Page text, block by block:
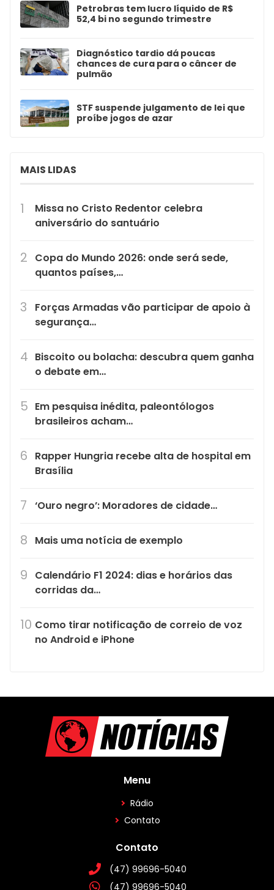
Petrobras tem lucro líquido de R$
52,4 bi no segundo trimestre
Diagnóstico tardio dá poucas
chances de cura para o câncer de
pulmão
STF suspende julgamento de lei que
proíbe jogos de azar
MAIS LIDAS
Missa no Cristo Redentor celebra
aniversário do santuário
Copa do Mundo 2026: onde será sede,
quantos países,…
Forças Armadas vão participar de apoio à
segurança…
Biscoito ou bolacha: descubra quem ganha
o debate em…
Em pesquisa inédita, paleontólogos
brasileiros acham…
Rapper Hungria recebe alta de hospital em
Brasília
‘Ouro negro’: Moradores de cidade…
Mais uma notícia de exemplo
Calendário F1 2024: dias e horários das
corridas da…
Como tirar notificação de correio de voz
no Android e iPhone
Menu
Rádio
Contato
Contato
(47) 99696-5040
(47) 99696-5040